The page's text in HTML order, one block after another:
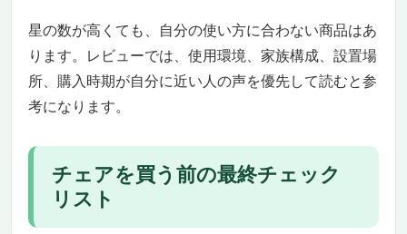
星の数が高くても、自分の使い方に合わない商品はあ
ります。レビューでは、使用環境、家族構成、設置場
所、購入時期が自分に近い人の声を優先して読むと参
考になります。
チェアを買う前の最終チェック
リスト